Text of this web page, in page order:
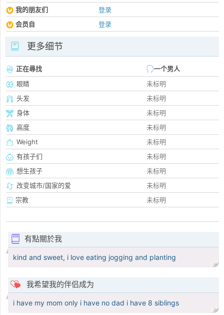
我的朋友们
登录
会员自
登录
更多细节
正在尋找
一个男人
眼睛
未标明
头发
未标明
身体
未标明
高度
未标明
Weight
未标明
有孩子们
未标明
想生孩子
未标明
改变城市/国家的爱
未标明
宗教
未标明
有點關於我
kind and sweet, i love eating jogging and planting
我希望我的伴侣成为
i have my mom only i have no dad i have 8 siblings